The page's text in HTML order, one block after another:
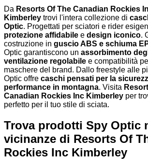
Da Resorts Of The Canadian Rockies
Kimberley trovi l'intera collezione di
Optic. Progettati per sciatori e rider
protezione affidabile e design iconico.
costruzione in guscio ABS e schiuma
Optic garantiscono un assorbimento
ventilazione regolabile e compatibilità
maschere del brand. Dallo freestyle alle
Optic offre caschi pensati per la
performance in montagna. Visita
Canadian Rockies Inc Kimberley per
perfetto per il tuo stile di sciata.
Trova prodotti Spy Optic
vicinanze di Resorts Of
Rockies Inc Kimberley